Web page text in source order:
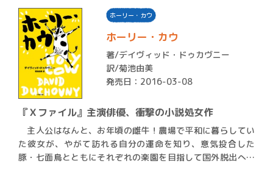
ホーリー・カウ
ホーリー・カウ
著/デイヴィッド・ドゥカヴニー
訳/菊池由美
発売日：2016-03-08
『Ｘファイル』主演俳優、衝撃の小説処女作
主人公はなんと、お年頃の雌牛！農場で平和に暮らしてい
た彼女が、やがて訪れる自分の運命を知り、意気投合した
豚・七面鳥とともにそれぞれの楽園を目指して国外脱出へ。